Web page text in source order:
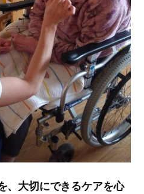
、大切にできるケアを心